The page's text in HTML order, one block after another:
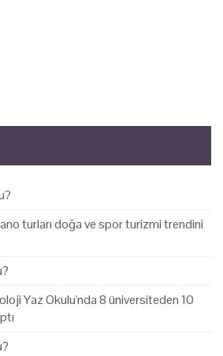
turları doğa ve spor turizmi trendini
Yaz Okulu'nda 8 üniversiteden 10